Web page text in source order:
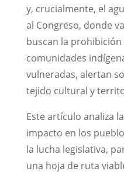
y, crucialmente, el
al Congreso, donde
buscan la
comunidades
vulneradas, alertan
tejido cultural y
Este artículo analiza
impacto en los
la lucha legislativa,
una hoja de ruta